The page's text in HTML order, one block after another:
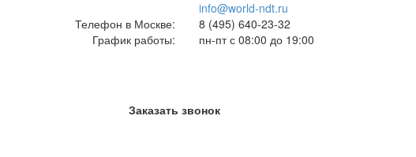
info@world-ndt.ru
Телефон в Москве:
8 (495) 640-23-32
График работы:
пн-пт с 08:00 до 19:00
Заказать звонок